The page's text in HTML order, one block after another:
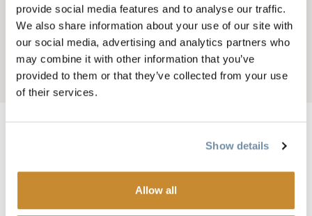
provide social media features and to analyse our traffic.
We also share information about your use of our site with
our social media, advertising and analytics partners who
may combine it with other information that you’ve
provided to them or that they’ve collected from your use
of their services.
Show details
Allow all
面包屑
住宿地点 住宿
熊掌小屋
Add to My Trip
Only 15 minutes drive from the town of Golden, the Golden
Skybridge and Kicking Horse Mountain Resort you will find
Bear Paw Lodge set in the stunning location of the Blaeberry